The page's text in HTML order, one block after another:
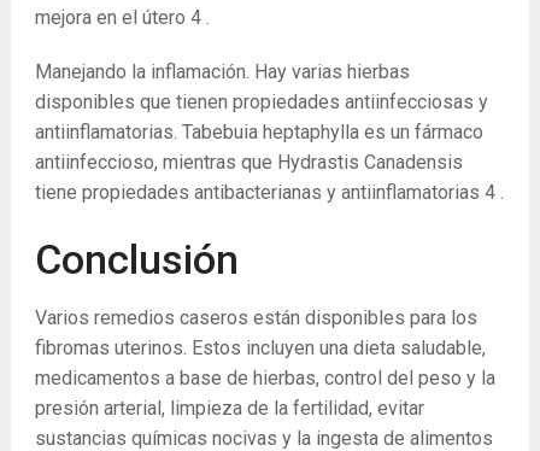
mejora en el útero 4.
Manejando la inflamación. Hay varias hierbas
disponibles que tienen propiedades antiinfecciosas y
antiinflamatorias. Tabebuia heptaphylla es un fármaco
antiinfeccioso, mientras que Hydrastis Canadensis
tiene propiedades antibacterianas y antiinflamatorias 4.
Conclusión
Varios remedios caseros están disponibles para los
fibromas uterinos. Estos incluyen una dieta saludable,
medicamentos a base de hierbas, control del peso y la
presión arterial, limpieza de la fertilidad, evitar
sustancias químicas nocivas y la ingesta de alimentos